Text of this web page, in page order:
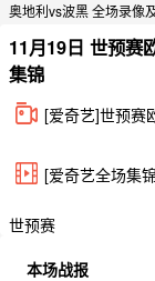
奥地利vs波黑 全场录像
11月19日 世预赛
集锦
[爱奇艺]世预赛
[爱奇艺全场集锦
世预赛
本场战报